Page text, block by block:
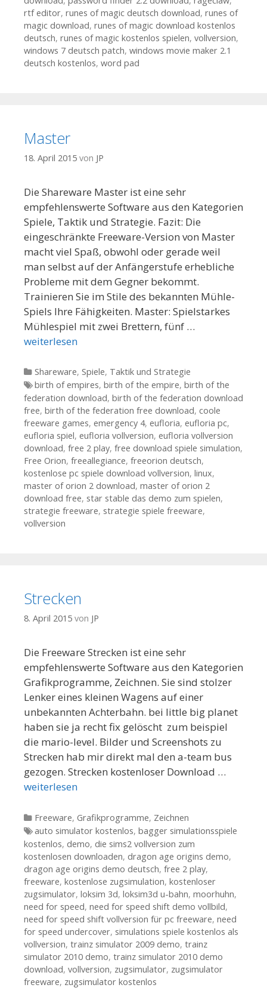
rtf editor, runes of magic deutsch download, runes of
magic download, runes of magic download kostenlos
deutsch, runes of magic kostenlos spielen, vollversion,
windows 7 deutsch patch, windows movie maker 2.1
deutsch kostenlos, word pad
Master
18. April 2015 von JP
Die Shareware Master ist eine sehr
empfehlenswerte Software aus den Kategorien
Spiele, Taktik und Strategie. Fazit: Die
eingeschränkte Freeware-Version von Master
macht viel Spaß, obwohl oder gerade weil
man selbst auf der Anfängerstufe erhebliche
Probleme mit dem Gegner bekommt.
Trainieren Sie im Stile des bekannten Mühle-
Spiels Ihre Fähigkeiten. Master: Spielstarkes
Mühlespiel mit zwei Brettern, fünf …
weiterlesen
Kategorien
Shareware, Spiele, Taktik und Strategie
Tags
birth of empires, birth of the empire, birth of the
federation download, birth of the federation download
free, birth of the federation free download, coole
freeware games, emergency 4, eufloria, eufloria pc,
eufloria spiel, eufloria vollversion, eufloria vollversion
download, free 2 play, free download spiele simulation,
Free Orion, freeallegiance, freeorion deutsch,
kostenlose pc spiele download vollversion, linux,
master of orion 2 download, master of orion 2
download free, star stable das demo zum spielen,
strategie freeware, strategie spiele freeware,
vollversion
Strecken
8. April 2015 von JP
Die Freeware Strecken ist eine sehr
empfehlenswerte Software aus den Kategorien
Grafikprogramme, Zeichnen. Sie sind stolzer
Lenker eines kleinen Wagens auf einer
unbekannten Achterbahn. bei little big planet
haben sie ja recht fix gelöscht  zum beispiel
die mario-level. Bilder und Screenshots zu
Strecken hab mir direkt mal den a-team bus
gezogen. Strecken kostenloser Download …
weiterlesen
Kategorien
Freeware, Grafikprogramme, Zeichnen
Tags
auto simulator kostenlos, bagger simulationsspiele
kostenlos, demo, die sims2 vollversion zum
kostenlosen downloaden, dragon age origins demo,
dragon age origins demo deutsch, free 2 play,
freeware, kostenlose zugsimulation, kostenloser
zugsimulator, loksim 3d, loksim3d u-bahn, moorhuhn,
need for speed, need for speed shift demo vollbild,
need for speed shift vollversion für pc freeware, need
for speed undercover, simulations spiele kostenlos als
vollversion, trainz simulator 2009 demo, trainz
simulator 2010 demo, trainz simulator 2010 demo
download, vollversion, zugsimulator, zugsimulator
freeware, zugsimulator kostenlos